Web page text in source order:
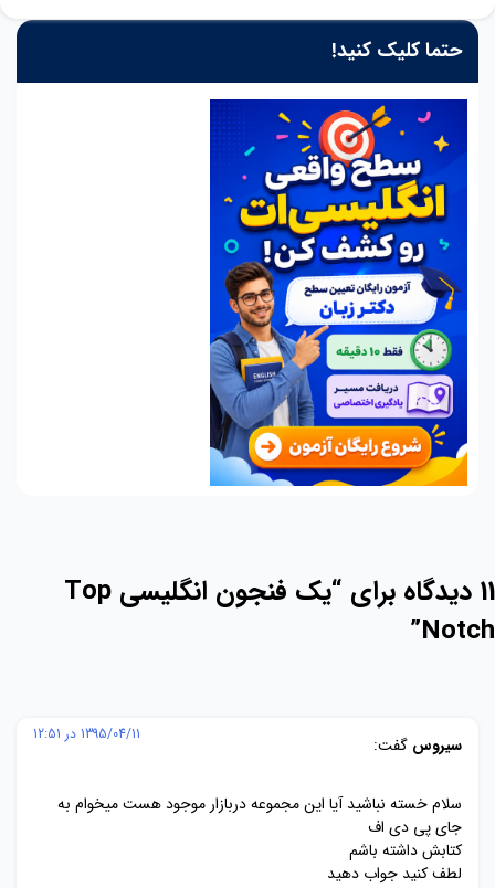
حتما کلیک کنید!
11 دیدگاه برای “
یک فنجون انگلیسی Top
Notch
”
سیروس گفت: 1395/04/11 در 12:51
سلام خسته نباشید آیا این مجموعه دربازار موجود هست میخوام به
جای پی دی اف
کتابش داشته باشم
لطف کنید جواب دهید